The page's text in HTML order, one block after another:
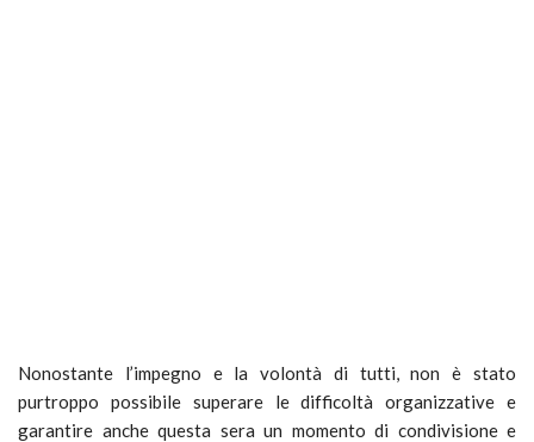
Nonostante l’impegno e la volontà di tutti, non è stato
purtroppo possibile superare le difficoltà organizzative e
garantire anche questa sera un momento di condivisione e